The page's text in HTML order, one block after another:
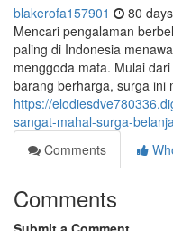
blakerofa157901 80
Mencari pengalaman
paling di Indonesia
menggoda mata. Mulai
barang berharga, surga ini
https://
sangat-mahal-surga-
Comments
Comments